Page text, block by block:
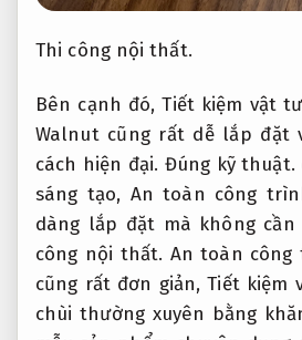
Thi công nội thất.
Bên cạnh đó,Tiết kiệm vật
Walnut cũng rất dễ lắp đặt
cách hiện đại. Đúng kỹ thuật.
sáng tạo, An toàn công
dàng lắp đặt mà không cần
công nội thất. An toàn công
cũng rất đơn giản,Tiết kiệm
chùi thường xuyên bằng